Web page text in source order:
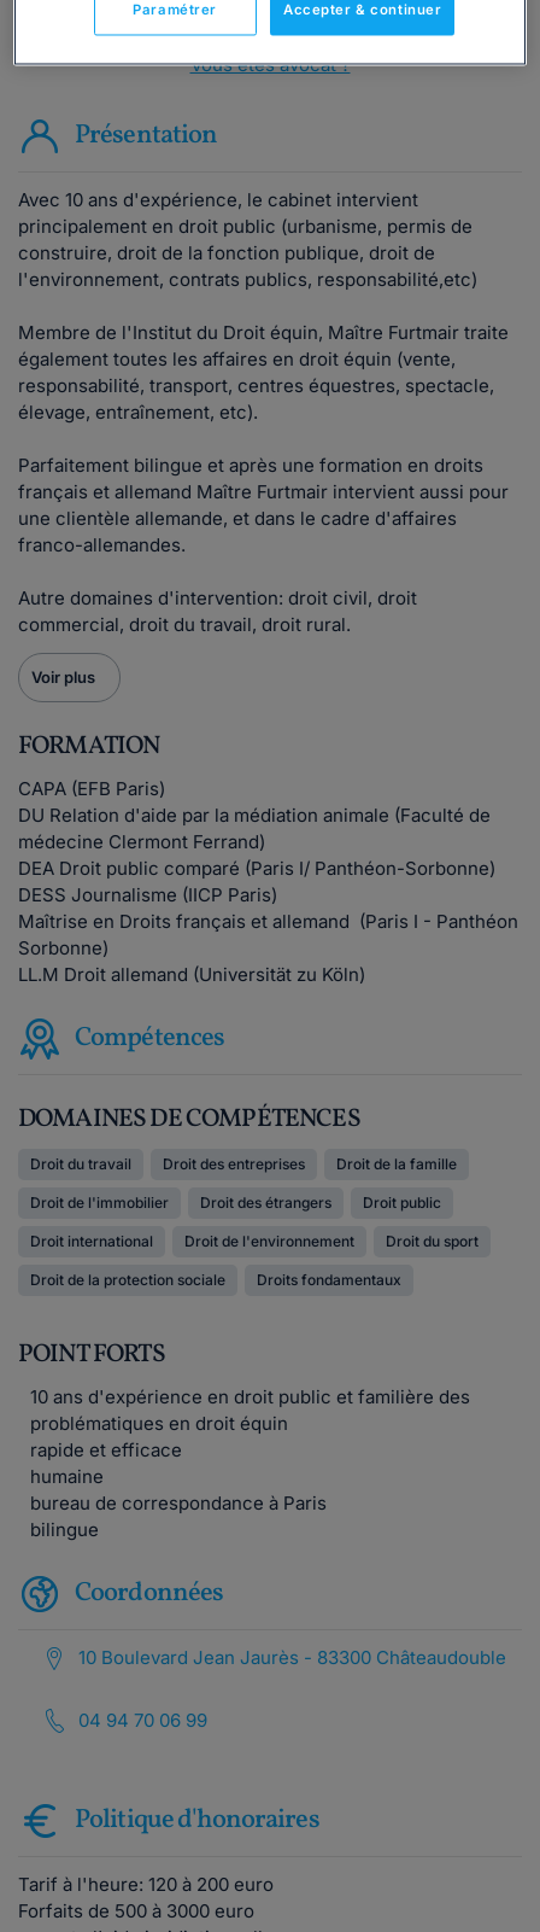
Vous êtes avocat ?
Présentation
Avec 10 ans d'expérience, le cabinet intervient
principalement en droit public (urbanisme, permis de
construire, droit de la fonction publique, droit de
l'environnement, contrats publics, responsabilité,etc)
Membre de l'Institut du Droit équin, Maître Furtmair traite
également toutes les affaires en droit équin (vente,
responsabilité, transport, centres équestres, spectacle,
élevage, entraînement, etc).
Parfaitement bilingue et après une formation en droits
français et allemand Maître Furtmair intervient aussi pour
une clientèle allemande, et dans le cadre d'affaires
franco-allemandes.
Autre domaines d'intervention: droit civil, droit
commercial, droit du travail, droit rural.
Voir plus
FORMATION
CAPA (EFB Paris)
DU Relation d'aide par la médiation animale (Faculté de
médecine Clermont Ferrand)
DEA Droit public comparé (Paris I/ Panthéon-Sorbonne)
DESS Journalisme (IICP Paris)
Maîtrise en Droits français et allemand (Paris I - Panthéon
Sorbonne)
LL.M Droit allemand (Universität zu Köln)
Compétences
DOMAINES DE COMPÉTENCES
Droit du travail Droit des entreprises Droit de la famille
Droit de l'immobilier Droit des étrangers Droit public
Droit international Droit de l'environnement Droit du sport
Droit de la protection sociale Droits fondamentaux
POINT FORTS
10 ans d'expérience en droit public et familière des
problématiques en droit équin
rapide et efficace
humaine
bureau de correspondance à Paris
bilingue
Coordonnées
10 Boulevard Jean Jaurès - 83300 Châteaudouble
04 94 70 06 99
Politique d'honoraires
Tarif à l'heure: 120 à 200 euro
Forfaits de 500 à 3000 euro
Accepter & continuer
Paramétrer